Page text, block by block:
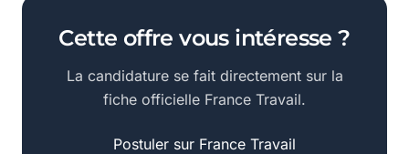
Cette offre vous intéresse ?
La candidature se fait directement sur la
fiche officielle France Travail.
Postuler sur France Travail